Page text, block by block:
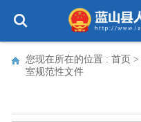
您现在所在的位置 : 首页 >
室规范性文件